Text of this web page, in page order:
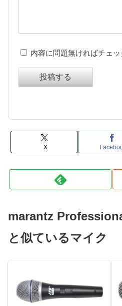
内容に問題無ければチェッ
投稿する
X
marantz
と似ているマイク